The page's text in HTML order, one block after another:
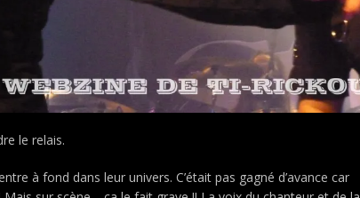
le relais.
à fond dans leur univers. C’était pas gagné d’avance car